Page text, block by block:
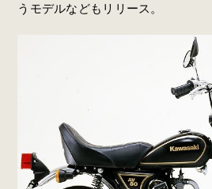
うモデルなどもリリース。